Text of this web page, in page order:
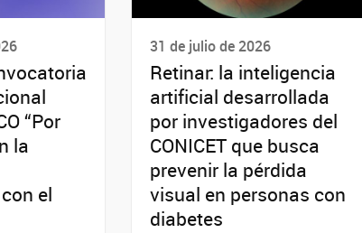
“Por
la
el
31 de julio de 2026
Retinar: la inteligencia
artificial desarrollada
por investigadores del
CONICET que busca
prevenir la pérdida
visual en personas con
diabetes